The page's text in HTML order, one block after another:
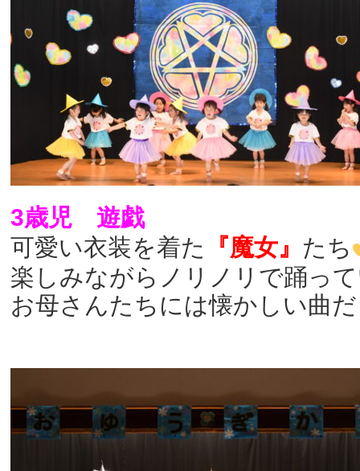
3歳児 遊戯
可愛い衣装を着た
『魔女』 たち
楽しみながらノリノリで踊っ
お母さんたちには懐かしい曲